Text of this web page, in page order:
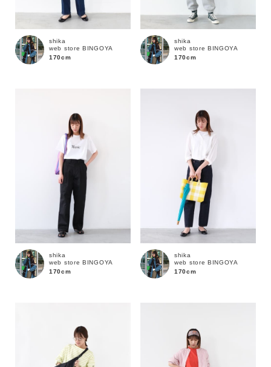
キーワード
shika
web store BINGOYA
170cm
shika
web store BINGOYA
170cm
shika
web store BINGOYA
170cm
shika
web store BINGOYA
170cm